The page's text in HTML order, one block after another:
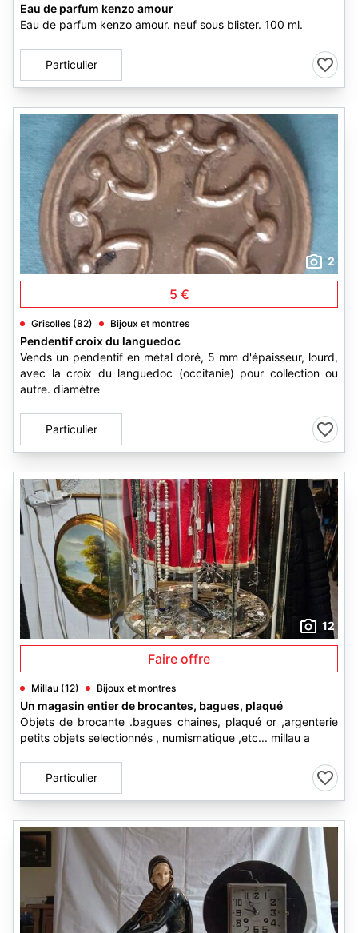
Eau de parfum kenzo amour
Eau de parfum kenzo amour. neuf sous blister. 100 ml.
Particulier
2
5 €
Grisolles (82) Bijoux et montres
Pendentif croix du languedoc
Vends un pendentif en métal doré, 5 mm d'épaisseur, lourd,
avec la croix du languedoc (occitanie) pour collection ou
autre. diamètre
Particulier
12
Faire offre
Millau (12) Bijoux et montres
Un magasin entier de brocantes, bagues, plaqué
Objets de brocante .bagues chaines, plaqué or ,argenterie
petits objets selectionnés , numismatique ,etc... millau a
Particulier